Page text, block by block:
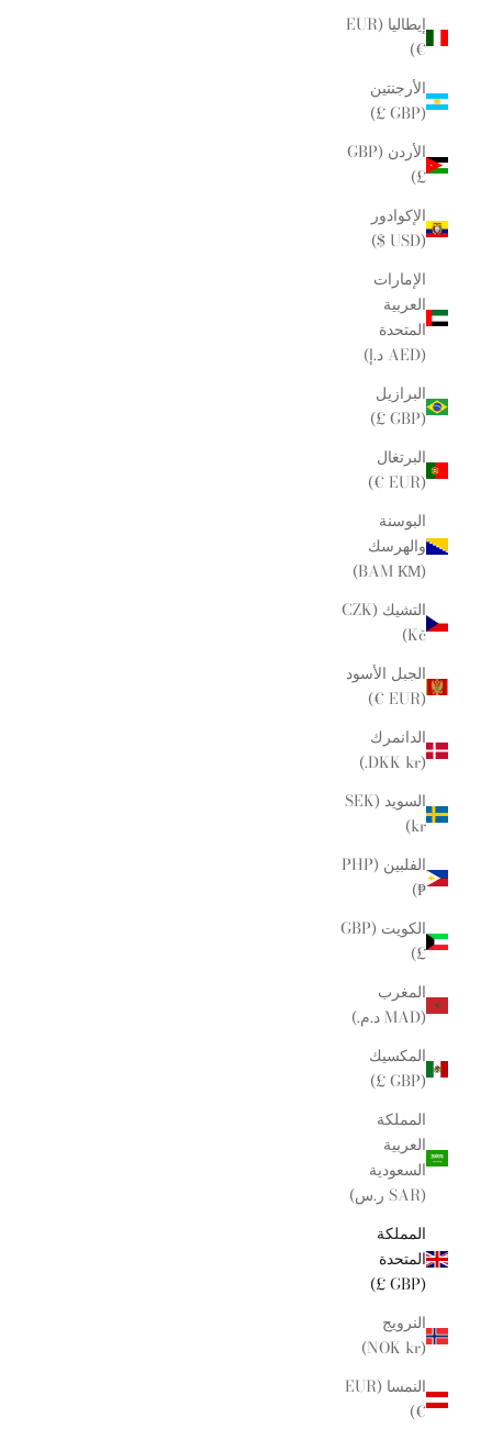
إيطاليا (EUR
€)
الأرجنتين
(GBP £)
الأردن (GBP
£)
الإكوادور
(USD $)
الإمارات
العربية
المتحدة
(AED د.إ)
البرازيل
(GBP £)
البرتغال
(EUR €)
البوسنة
والهرسك
(BAM КМ)
التشيك (CZK
Kč)
الجبل الأسود
(EUR €)
الدانمرك
(DKK kr.)
السويد (SEK
kr)
الفلبين (PHP
₱)
الكويت (GBP
£)
المغرب
(MAD د.م.)
المكسيك
(GBP £)
المملكة
العربية
السعودية
(SAR ر.س)
المملكة
المتحدة
(GBP £)
النرويج
(NOK kr)
النمسا (EUR
€)